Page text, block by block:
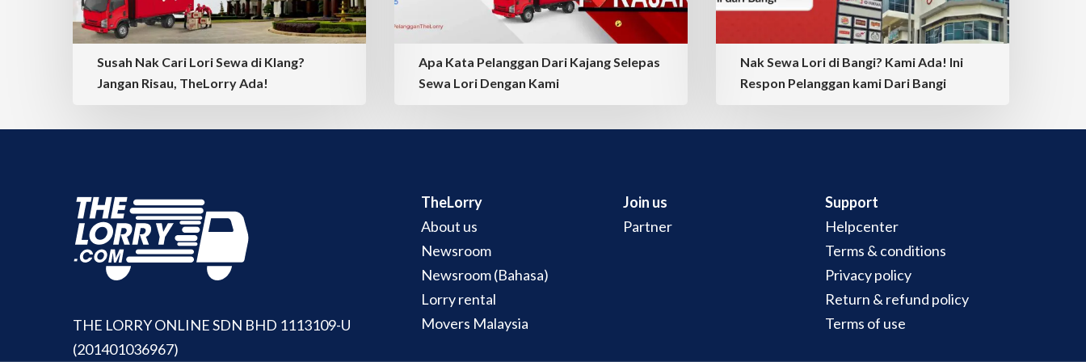
Susah Nak Cari Lori Sewa di Klang?
Jangan Risau, TheLorry Ada!
Apa Kata Pelanggan Dari Kajang Selepas
Sewa Lori Dengan Kami
Nak Sewa Lori di Bangi? Kami Ada! Ini
Respon Pelanggan kami Dari Bangi
THE LORRY ONLINE SDN BHD 1113109-U
(201401036967)
TheLorry
About us
Newsroom
Newsroom (Bahasa)
Lorry rental
Movers Malaysia
Join us
Partner
Support
Helpcenter
Terms & conditions
Privacy policy
Return & refund policy
Terms of use